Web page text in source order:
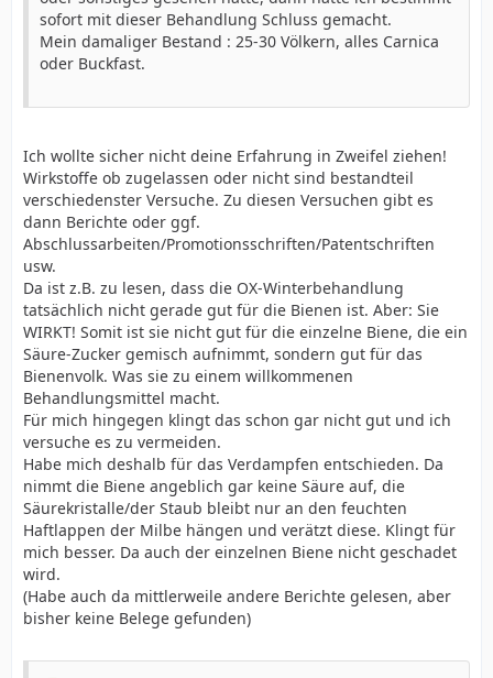
sofort mit dieser Behandlung Schluss gemacht.
Mein damaliger Bestand : 25-30 Völkern, alles Carnica
oder Buckfast.
Ich wollte sicher nicht deine Erfahrung in Zweifel ziehen!
Wirkstoffe ob zugelassen oder nicht sind bestandteil
verschiedenster Versuche. Zu diesen Versuchen gibt es
dann Berichte oder ggf.
Abschlussarbeiten/Promotionsschriften/Patentschriften
usw.
Da ist z.B. zu lesen, dass die OX-Winterbehandlung
tatsächlich nicht gerade gut für die Bienen ist. Aber: Sie
WIRKT! Somit ist sie nicht gut für die einzelne Biene, die ein
Säure-Zucker gemisch aufnimmt, sondern gut für das
Bienenvolk. Was sie zu einem willkommenen
Behandlungsmittel macht.
Für mich hingegen klingt das schon gar nicht gut und ich
versuche es zu vermeiden.
Habe mich deshalb für das Verdampfen entschieden. Da
nimmt die Biene angeblich gar keine Säure auf, die
Säurekristalle/der Staub bleibt nur an den feuchten
Haftlappen der Milbe hängen und verätzt diese. Klingt für
mich besser. Da auch der einzelnen Biene nicht geschadet
wird.
(Habe auch da mittlerweile andere Berichte gelesen, aber
bisher keine Belege gefunden)